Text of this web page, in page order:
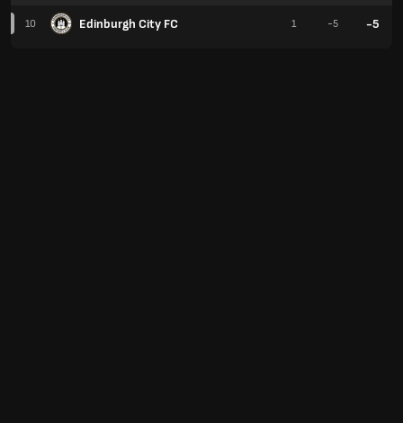
10 Edinburgh City FC 1 -5 -5